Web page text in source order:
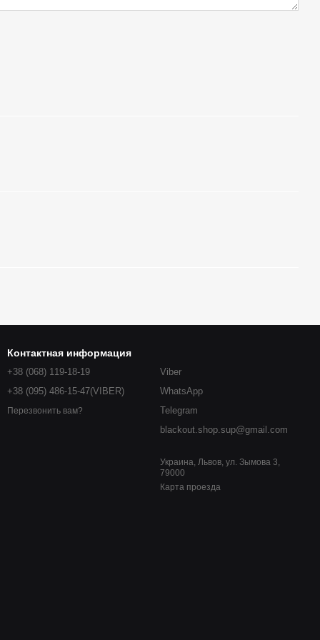
Контактная информация
+38 (068) 119-18-19
+38 (095) 486-15-47(VIBER)
Перезвонить вам?
Viber
WhatsApp
Telegram
blackout.shop.sup@gmail.com
Украина, Львов, ул. Зымова 3,
79000
Карта проезда